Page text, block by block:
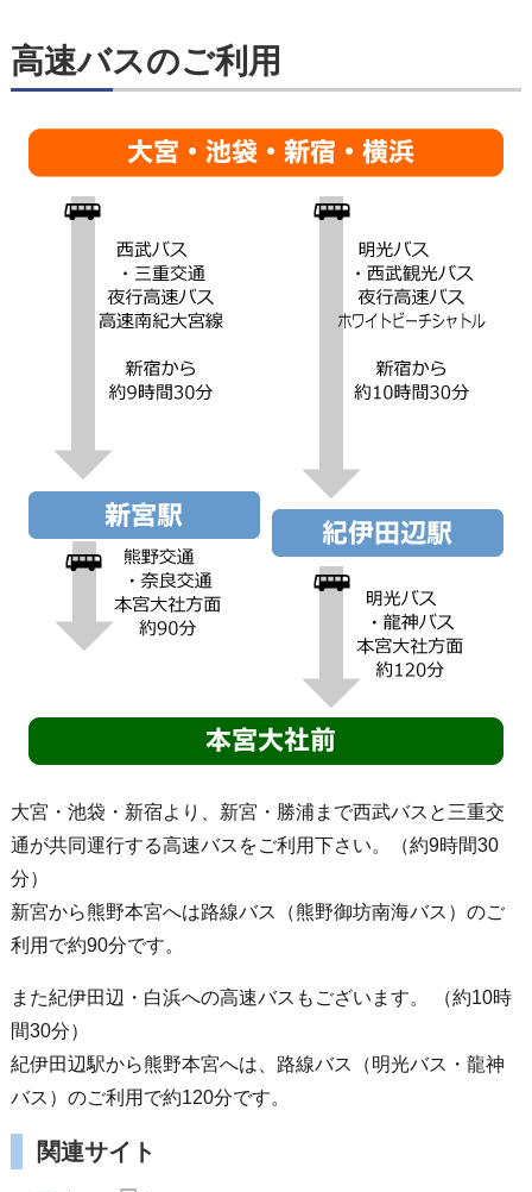
高速バスのご利用
大宮・池袋・新宿より、新宮・勝浦まで西武バスと三重交
通が共同運行する高速バスをご利用下さい。（約9時間30
分）
新宮から熊野本宮へは路線バス（熊野御坊南海バス）のご
利用で約90分です。
また紀伊田辺・白浜への高速バスもございます。 （約10時
間30分）
紀伊田辺駅から熊野本宮へは、路線バス（明光バス・龍神
バス）のご利用で約120分です。
関連サイト